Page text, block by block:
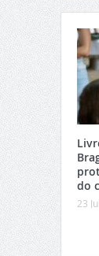
do
23